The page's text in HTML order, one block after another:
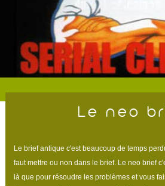
Le neo
Le brief antique c'est beaucoup de temps
faut mettre ou non dans le brief. Le neo brief
là que pour résoudre les problèmes et vous